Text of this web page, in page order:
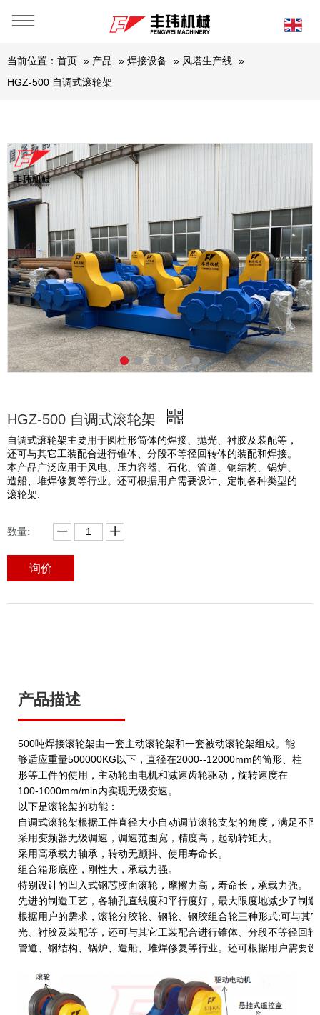
当前位置： 首页 » 产品 » 焊接设备 » 风塔生产线 »
HGZ-500 自调式滚轮架
HGZ-500 自调式滚轮架
自调式滚轮架主要用于圆柱形筒体的焊接、抛光、衬胶及装配等，
还可与其它工装配合进行锥体、分段不等径回转体的装配和焊接。
本产品广泛应用于风电、压力容器、石化、管道、钢结构、锅炉、
造船、堆焊修复等行业。还可根据用户需要设计、定制各种类型的
滚轮架.
数量:
询价
产品描述
500吨焊接滚轮架由一套主动滚轮架和一套被动滚轮架组成。能
够适应重量500000KG以下，直径在2000--12000mm的筒形、柱
形等工件的使用，主动轮由电机和减速齿轮驱动，旋转速度在
100-1000mm/min内实现无级变速。
以下是滚轮架的功能：
自调式滚轮架根据工件直径大小自动调节滚轮支架的角度，满足不
采用变频器无级调速，调速范围宽，精度高，起动转矩大。
采用高承载力轴承，转动无颤抖、使用寿命长。
组合箱形底座，刚性大，承载力强。
特别设计的凹入式钢芯胶面滚轮，摩擦力高，寿命长，承载力强。
先进的制造工艺，各轴孔直线度和平行度好，最大限度地减少了制
根据用户的需求，滚轮分胶轮、钢轮、钢胶组合轮三种形式;可与其
光、衬胶及装配等，还可与其它工装配合进行锥体、分段不等径回
管道、钢结构、锅炉、造船、堆焊修复等行业。还可根据用户需要